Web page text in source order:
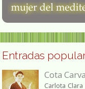
Entradas
Cota
Carlota